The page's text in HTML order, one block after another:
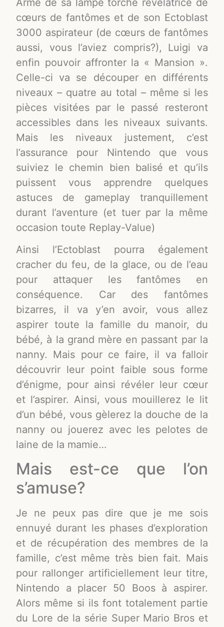
Armé de sa lampe torche révélatrice de
cœurs de fantômes et de son Ectoblast
3000 aspirateur (de cœurs de fantômes
aussi, vous l’aviez compris?), Luigi va
enfin pouvoir affronter la « Mansion ».
Celle-ci va se découper en différents
niveaux – quatre au total – même si les
pièces visitées par le passé resteront
accessibles dans les niveaux suivants.
Mais les niveaux justement, c’est
l’assurance pour Nintendo que vous
suiviez le chemin bien balisé et qu’ils
puissent vous apprendre quelques
astuces de gameplay tranquillement
durant l’aventure (et tuer par la même
occasion toute Replay-Value)
Ainsi l’Ectoblast pourra également
cracher du feu, de la glace, ou de l’eau
pour attaquer les fantômes en
conséquence. Car des fantômes
bizarres, il va y’en avoir, vous allez
aspirer toute la famille du manoir, du
bébé, à la grand mère en passant par la
nanny. Mais pour ce faire, il va falloir
découvrir leur point faible sous forme
d’énigme, pour ainsi révéler leur cœur
et l’aspirer. Ainsi, vous mouillerez le lit
d’un bébé, vous gèlerez la douche de la
nanny ou jouerez avec les pelotes de
laine de la mamie…
Mais est-ce que l’on
s’amuse?
Je ne peux pas dire que je me sois
ennuyé durant les phases d’exploration
et de récupération des membres de la
famille, c’est même très bien fait. Mais
pour rallonger artificiellement leur titre,
Nintendo a placer 50 Boos à aspirer.
Alors même si ils font totalement partie
du Lore de la série Super Mario Bros et